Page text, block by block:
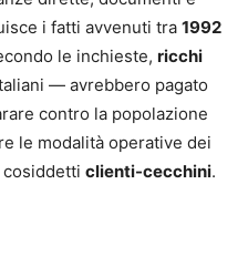
i fatti avvenuti tra 1992
le inchieste, ricchi
— avrebbero pagato
contro la popolazione
le modalità operative dei
cosiddetti clienti-cecchini.